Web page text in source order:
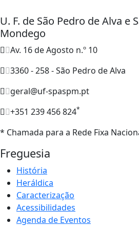
U. F. de São Pedro de Alva e
Mondego
Av. 16 de Agosto n.º 10
3360 - 258 - São Pedro de Alva
geral@uf-spaspm.pt
+351 239 456 824*
* Chamada para a Rede Fixa
Freguesia
História
Heráldica
Caracterização
Acessibilidades
Agenda de Eventos